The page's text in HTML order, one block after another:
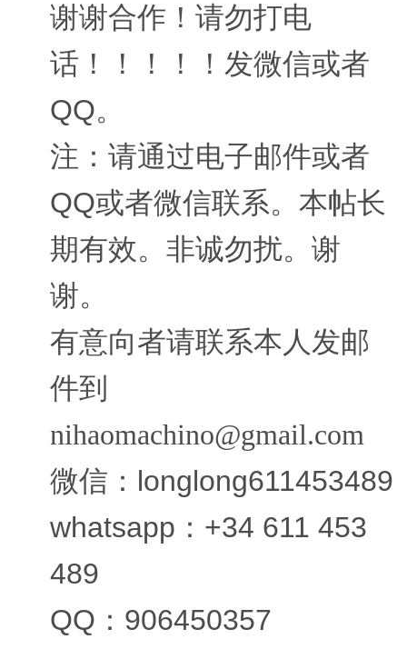
谢谢合作！请勿打电
话！！！！！发微信或者
QQ。
注：请通过电子邮件或者
QQ或者微信联系。本帖长
期有效。非诚勿扰。谢
谢。
有意向者请联系本人发邮
件到
nihaomachino@gmail.com
微信：longlong611453489
whatsapp：+34 611 453
489
QQ：906450357